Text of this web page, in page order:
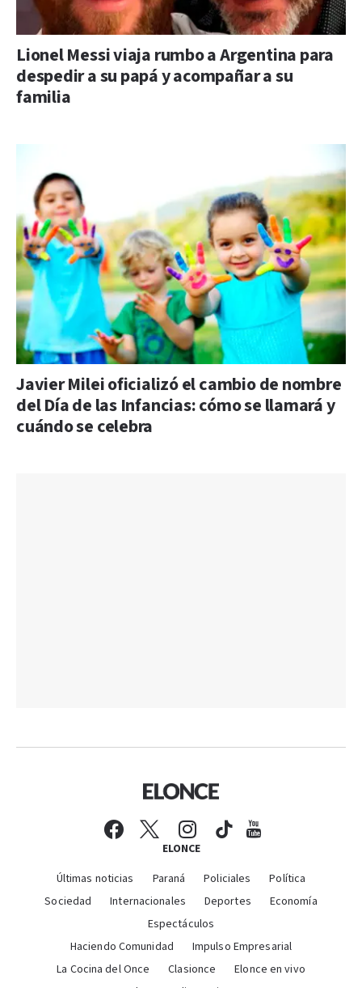
Lionel Messi viaja rumbo a Argentina para
despedir a su papá y acompañar a su
familia
Javier Milei oficializó el cambio de nombre
del Día de las Infancias: cómo se llamará y
cuándo se celebra
ELONCE
Últimas noticias Paraná Policiales
Política
Sociedad
Internacionales Deportes
Economía
Espectáculos
Haciendo Comunidad
Impulso Empresarial
La Cocina del Once
Clasionce
Elonce en vivo